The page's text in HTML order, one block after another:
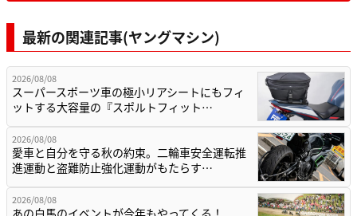
最新の関連記事(ヤングマシン)
2026/08/08
スーパースポーツ車の極小リアシートにもフィ
ットする大容量の『スポルトフィット…
2026/08/08
愛車と自分を守る秋の約束。二輪車安全運転推
進運動と盗難防止強化運動がもたらす…
2026/08/08